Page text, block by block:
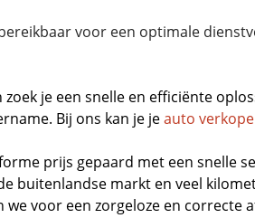
voor een optimale
zoek je een snelle en efficiënte
Bij ons kan je jeauto
prijs gepaard met een snelle
buitenlandse markt en veel
we voor een zorgeloze en correcte